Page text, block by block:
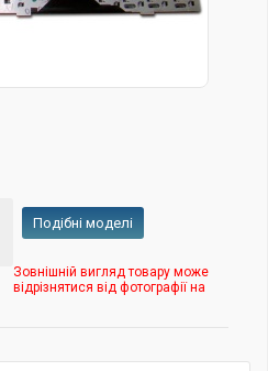
Подібні моделі
Зовнішній вигляд товару може
відрізнятися від фотографії на